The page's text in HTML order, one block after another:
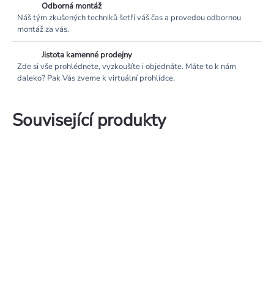
Odborná montáž
Náš tým zkušených techniků šetří váš čas a provedou odbornou
montáž za vás.
Jistota kamenné prodejny
Zde si vše prohlédnete, vyzkoušíte i objednáte. Máte to k nám
daleko? Pak Vás zveme k virtuální prohlídce.
Související produkty